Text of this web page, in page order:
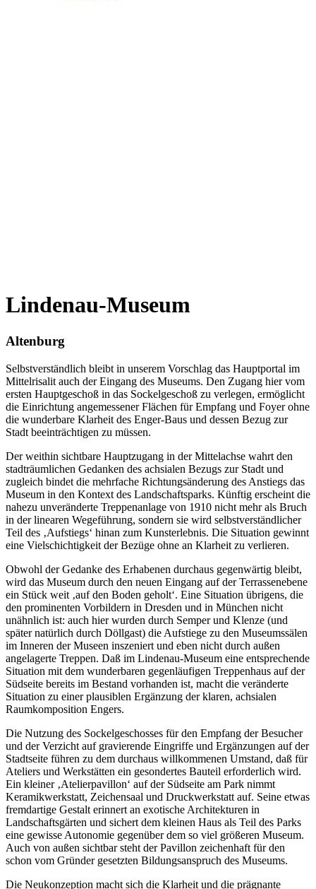
Lindenau-Museum
Altenburg
Selbstverständlich bleibt in unserem Vorschlag das Hauptportal im
Mittelrisalit auch der Eingang des Museums. Den Zugang hier vom
ersten Hauptgeschoß in das Sockelgeschoß zu verlegen, ermöglicht
die Einrichtung angemessener Flächen für Empfang und Foyer ohne
die wunderbare Klarheit des Enger-Baus und dessen Bezug zur
Stadt beeinträchtigen zu müssen.
Der weithin sichtbare Hauptzugang in der Mittelachse wahrt den
stadträumlichen Gedanken des achsialen Bezugs zur Stadt und
zugleich bindet die mehrfache Richtungsänderung des Anstiegs das
Museum in den Kontext des Landschaftsparks. Künftig erscheint die
nahezu unveränderte Treppenanlage von 1910 nicht mehr als Bruch
in der linearen Wegeführung, sondern sie wird selbstverständlicher
Teil des ‚Aufstiegs‘ hinan zum Kunsterlebnis. Die Situation gewinnt
eine Vielschichtigkeit der Bezüge ohne an Klarheit zu verlieren.
Obwohl der Gedanke des Erhabenen durchaus gegenwärtig bleibt,
wird das Museum durch den neuen Eingang auf der Terrassenebene
ein Stück weit ‚auf den Boden geholt‘. Eine Situation übrigens, die
den prominenten Vorbildern in Dresden und in München nicht
unähnlich ist: auch hier wurden durch Semper und Klenze (und
später natürlich durch Döllgast) die Aufstiege zu den Museumssälen
im Inneren der Museen inszeniert und eben nicht durch außen
angelagerte Treppen. Daß im Lindenau-Museum eine entsprechende
Situation mit dem wunderbaren gegenläufigen Treppenhaus auf der
Südseite bereits im Bestand vorhanden ist, macht die veränderte
Situation zu einer plausiblen Ergänzung der klaren, achsialen
Raumkomposition Engers.
Die Nutzung des Sockelgeschosses für den Empfang der Besucher
und der Verzicht auf gravierende Eingriffe und Ergänzungen auf der
Stadtseite führen zu dem durchaus willkommenen Umstand, daß für
Ateliers und Werkstätten ein gesondertes Bauteil erforderlich wird.
Ein kleiner ‚Atelierpavillon‘ auf der Südseite am Park nimmt
Keramikwerkstatt, Zeichensaal und Druckwerkstatt auf. Seine etwas
fremdartige Gestalt erinnert an exotische Architekturen in
Landschaftsgärten und sichert dem kleinen Haus als Teil des Parks
eine gewisse Autonomie gegenüber dem so viel größeren Museum.
Auch von außen sichtbar steht der Pavillon zeichenhaft für den
schon vom Gründer gesetzten Bildungsanspruch des Museums.
Die Neukonzeption macht sich die Klarheit und die prägnante